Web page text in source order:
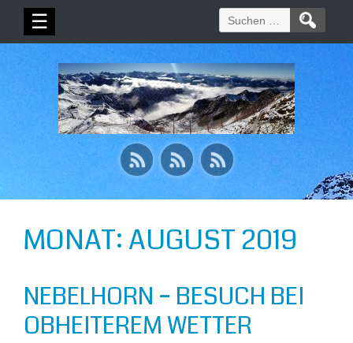
☰
Suchen
nach:
MONAT: AUGUST 2019
NEBELHORN – BESUCH BEI
OBHEITEREM WETTER